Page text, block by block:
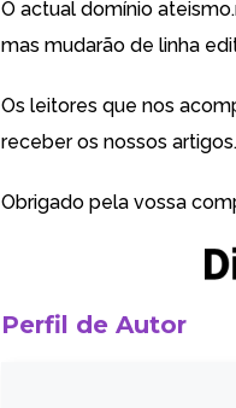
O actual domínio
mas mudarão de linha
Os leitores que nos
receber os nossos artigos.
Obrigado pela vossa
Perfil de Autor